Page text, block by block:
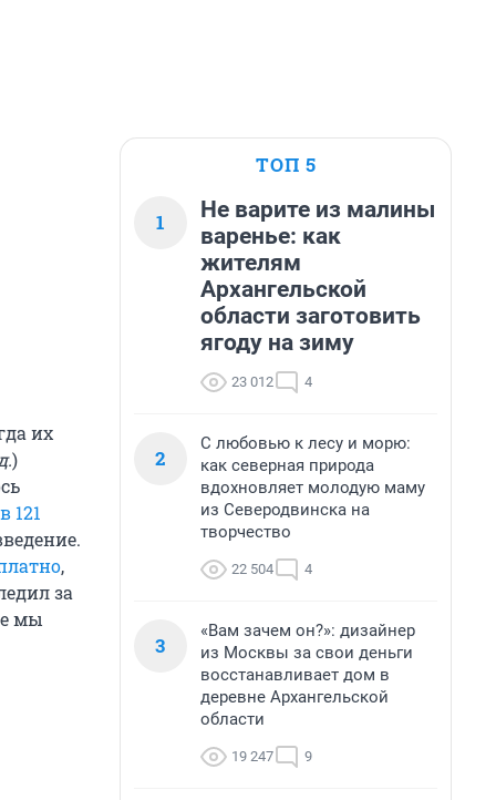
их
)
121
,
за
мы
ТОП 5
1
Не варите из малины
варенье: как
жителям
Архангельской
области заготовить
ягоду на зиму
23 012 4
2
С любовью к лесу и морю:
как северная природа
вдохновляет молодую маму
из Северодвинска на
творчество
22 504 4
3
«Вам зачем он?»: дизайнер
из Москвы за свои деньги
восстанавливает дом в
деревне Архангельской
области
19 247 9